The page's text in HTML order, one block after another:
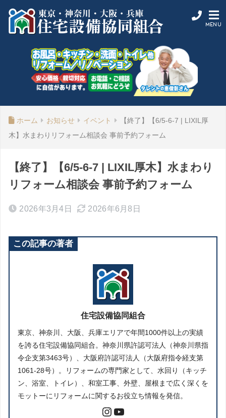
ホーム お知らせ イベント
【終了】【6/5-6-7 | LIXIL厚
木】水まわりリフォーム相談会 事前予約フォーム
【終了】【6/5-6-7 | LIXIL厚木】水まわり
リフォーム相談会 事前予約フォーム
2026年3月4日 2026年6月8日
この記事の著者
住宅設備協同組合
東京、神奈川、大阪、兵庫エリアで年間1000件以上の実績
を誇る住宅設備協同組合。神奈川県許認可法人（神奈川県指
令企支第3463号）、大阪府許認可法人（大阪府指令経支第
1061-28号）。リフォームの専門家として、水回り（キッチ
ン、浴室、トイレ）、和室工事、外壁、屋根まで広く深くを
モットーにリフォームに関するお役立ち情報を発信。